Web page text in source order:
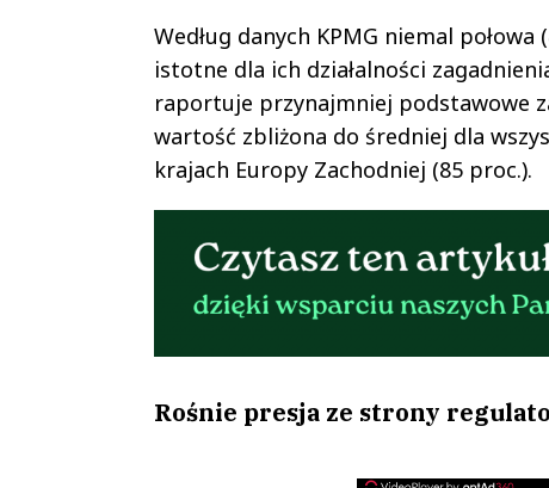
Według danych KPMG niemal
istotne dla ich działalności
raportuje przynajmniej podstawowe
wartość zbliżona do średniej dla
krajach Europy Zachodniej (85 proc.).
Rośnie presja ze strony